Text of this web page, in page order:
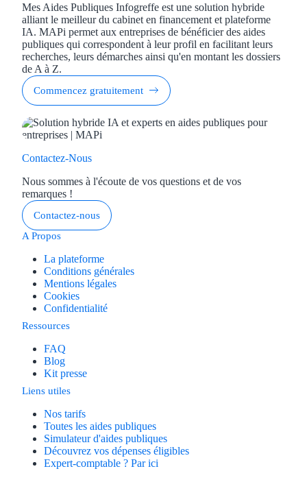
Mes Aides Publiques Infogreffe est une solution hybride
alliant le meilleur du cabinet en financement et plateforme
IA. MAPi permet aux entreprises de bénéficier des aides
publiques qui correspondent à leur profil en facilitant leurs
recherches, leurs démarches ainsi qu'en montant les dossiers
de A à Z.
Commencez gratuitement
Contactez-Nous
Nous sommes à l'écoute de vos questions et de vos
remarques !
Contactez-nous
A Propos
La plateforme
Conditions générales
Mentions légales
Cookies
Confidentialité
Ressources
FAQ
Blog
Kit presse
Liens utiles
Nos tarifs
Toutes les aides publiques
Simulateur d'aides publiques
Découvrez vos dépenses éligibles
Expert-comptable ? Par ici